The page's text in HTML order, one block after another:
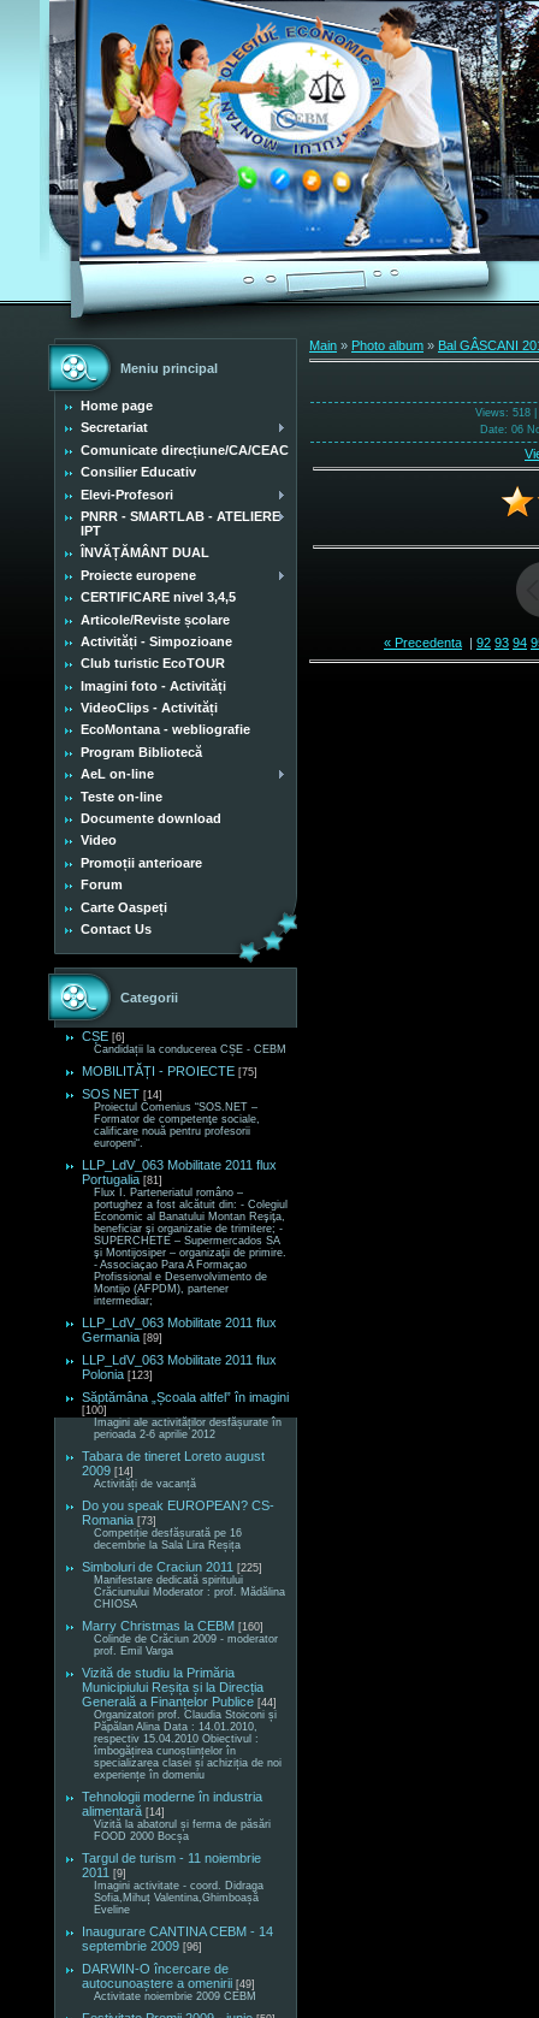
Meniu principal
Home page
Secretariat
Comunicate direcțiune/CA/CEAC
Consilier Educativ
Elevi-Profesori
PNRR - SMARTLAB - ATELIERE
IPT
ÎNVĂȚĂMÂNT DUAL
Proiecte europene
CERTIFICARE nivel 3,4,5
Articole/Reviste școlare
Activități - Simpozioane
Club turistic EcoTOUR
Imagini foto - Activități
VideoClips - Activități
EcoMontana - webliografie
Program Bibliotecă
AeL on-line
Teste on-line
Documente download
Video
Promoții anterioare
Forum
Carte Oaspeți
Contact Us
Categorii
CȘE [6]
Candidații la conducerea CȘE - CEBM
MOBILITĂȚI - PROIECTE [75]
SOS NET [14]
Proiectul Comenius “SOS.NET –
Formator de competenţe sociale,
calificare nouă pentru profesorii
europeni“.
LLP_LdV_063 Mobilitate 2011 flux
Portugalia [81]
Flux I. Parteneriatul româno –
portughez a fost alcătuit din: - Colegiul
Economic al Banatului Montan Reşiţa,
beneficiar şi organizatie de trimitere; -
SUPERCHETE – Supermercados SA
şi Montijosiper – organizaţii de primire.
- Associaçao Para A Formaçao
Profissional e Desenvolvimento de
Montijo (AFPDM), partener
intermediar;
LLP_LdV_063 Mobilitate 2011 flux
Germania [89]
LLP_LdV_063 Mobilitate 2011 flux
Polonia [123]
Săptămâna „Școala altfel” în imagini
[100]
Imagini ale activităților desfășurate în
perioada 2-6 aprilie 2012
Tabara de tineret Loreto august
2009 [14]
Activități de vacanță
Do you speak EUROPEAN? CS-
Romania [73]
Competiție desfășurată pe 16
decembrie la Sala Lira Reșița
Simboluri de Craciun 2011 [225]
Manifestare dedicată spiritului
Crăciunului Moderator : prof. Mădălina
CHIOSA
Marry Christmas la CEBM [160]
Colinde de Crăciun 2009 - moderator
prof. Emil Varga
Vizită de studiu la Primăria
Municipiului Reșița și la Direcția
Generală a Finanțelor Publice [44]
Organizatori prof. Claudia Stoiconi și
Păpălan Alina Data : 14.01.2010,
respectiv 15.04.2010 Obiectivul :
îmbogățirea cunoștiințelor în
specializarea clasei și achiziția de noi
experiențe în domeniu
Tehnologii moderne în industria
alimentară [14]
Vizită la abatorul și ferma de păsări
FOOD 2000 Bocșa
Targul de turism - 11 noiembrie
2011 [9]
Imagini activitate - coord. Didraga
Sofia,Mihuț Valentina,Ghimboașă
Eveline
Inaugurare CANTINA CEBM - 14
septembrie 2009 [96]
DARWIN-O încercare de
autocunoaștere a omenirii [49]
Activitate noiembrie 2009 CEBM
Main » Photo album » Bal GÂSCANI
Views: 518 |
Date: 06
« Precedenta | 92 93 94